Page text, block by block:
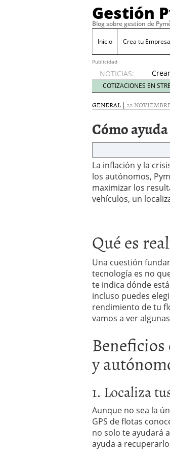
Gestión
Blog sobre gestion de
Inicio Crea tu Empresa
Publicidad
NOTICIAS:
Crear
para
2026
Cómo
errores
COTIZACIONES EN
GENERAL | 22
Cómo
La inflación y la
los autónomos,
maximizar los
vehículos, un
Qué es
Una cuestión
tecnología es no
te indica dónde
incluso puedes
rendimiento de tu
vamos a ver
y
1. Localiza
Aunque no sea la
GPS de flotas
no solo te ayudará
ayuda a